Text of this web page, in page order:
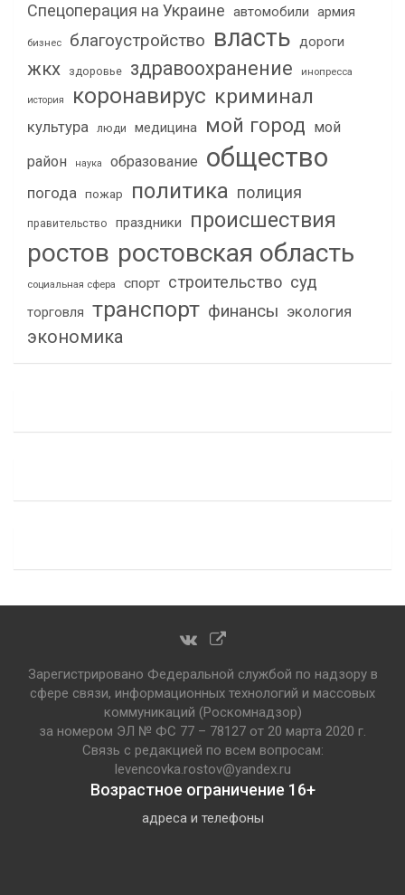
Спецоперация на Украине автомобили армия
бизнес благоустройство власть дороги
жкх здоровье здравоохранение инопресса
история коронавирус криминал
культура люди медицина мой город мой
район
наука образование общество
погода пожар политика полиция
правительство праздники происшествия
ростов ростовская область
социальная сфера спорт строительство суд
торговля транспорт финансы экология
экономика
Зарегистрировано Федеральной службой по надзору в
сфере связи, информационных технологий и массовых
коммуникаций (Роскомнадзор)
за номером ЭЛ № ФС 77 – 78127 от 20 марта 2020 г.
Связь с редакцией по всем вопросам:
levencovka.rostov@yandex.ru
Возрастное ограничение 16+
адреса и телефоны